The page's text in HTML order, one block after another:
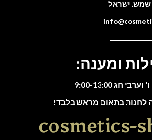
ומענה:
לחנות בתאום מראש בלבד!
cosmetics-